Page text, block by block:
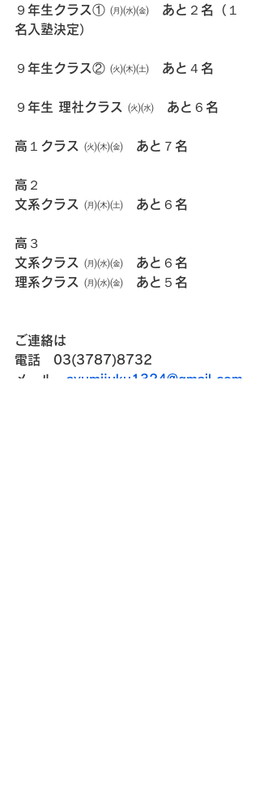
９年生クラス① ㈪㈬㈮　あと２名（１
名入塾決定）
９年生クラス② ㈫㈭㈯　あと４名
９年生 理社クラス ㈫㈬　あと６名
高１クラス ㈫㈭㈮　あと７名
高２
文系クラス ㈪㈭㈯　あと６名
高３
文系クラス ㈪㈬㈮　あと６名
理系クラス ㈪㈬㈮　あと５名
ご連絡は
電話　03(3787)8732
メール ayumijuku1324@gmail.com